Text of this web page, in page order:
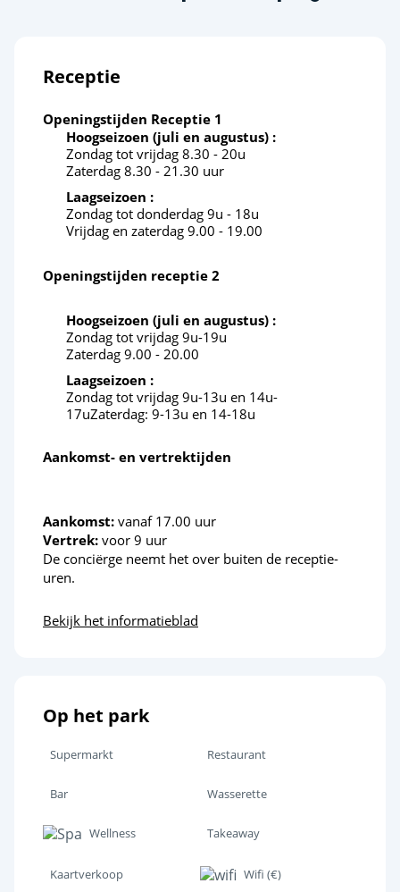
Royan
De eilanden Madame, Aix en Oléron
De Oesterstad
Het dorp Talmont
Receptie
Openingstijden Receptie 1
Hoogseizoen (juli en augustus) :
Zondag tot vrijdag 8.30 - 20u
Zaterdag 8.30 - 21.30 uur
Laagseizoen :
Zondag tot donderdag 9u - 18u
Vrijdag en zaterdag 9.00 - 19.00
Openingstijden receptie 2
Hoogseizoen (juli en augustus) :
Zondag tot vrijdag 9u-19u
Zaterdag 9.00 - 20.00
Laagseizoen :
Zondag tot vrijdag 9u-13u en 14u-
17uZaterdag: 9-13u en 14-18u
Aankomst- en vertrektijden
Aankomst: vanaf 17.00 uur
Vertrek: voor 9 uur
De conciërge neemt het over buiten de receptie-
uren.
Bekijk het informatieblad
Op het park
Supermarkt Restaurant
Bar Wasserette
Wellness Takeaway
Kaartverkoop Wifi (€)